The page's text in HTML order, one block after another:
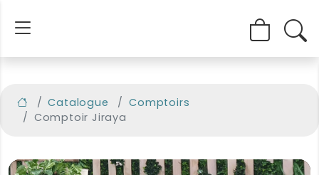
Catalogue
Comptoirs
Comptoir Jiraya